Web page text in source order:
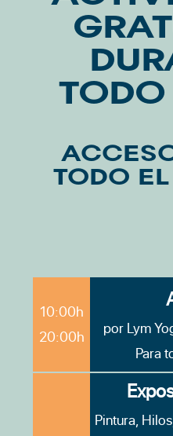
TODO
10:00h
20:00h
por Lym
Para
Pintura,